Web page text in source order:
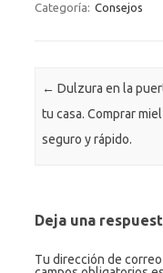
Categoría: Consejos
Navegación de
← Dulzura en la
tu casa. Comprar
seguro y rápido.
Deja una
Tu dirección de